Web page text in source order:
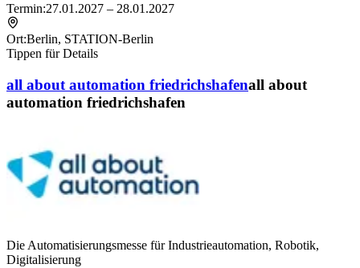
Termin:27.01.2027 – 28.01.2027
Ort:Berlin, STATION-Berlin
Tippen für Details
all about automation friedrichshafenall about
automation friedrichshafen
Die Automatisierungsmesse für Industrieautomation, Robotik,
Digitalisierung